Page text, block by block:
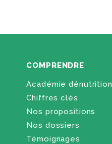
COMPRENDRE
Académie dénutrition
Chiffres clés
Nos propositions
Nos dossiers
Témoignages